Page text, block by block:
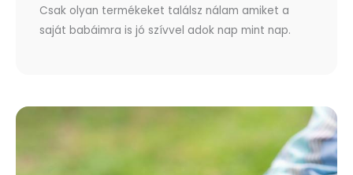
Csak olyan termékeket találsz nálam amiket a
saját babáimra is jó szívvel adok nap mint nap.